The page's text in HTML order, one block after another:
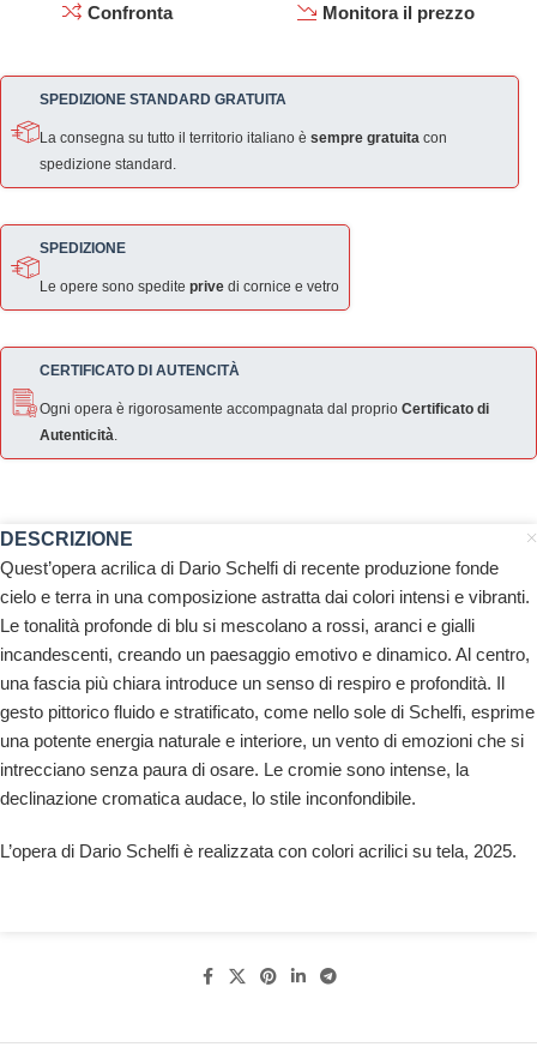
Confronta Monitora il prezzo
SPEDIZIONE STANDARD GRATUITA
La consegna su tutto il territorio italiano è sempre gratuita con
spedizione standard.
SPEDIZIONE
Le opere sono spedite prive di cornice e vetro
CERTIFICATO DI AUTENCITÀ
Ogni opera è rigorosamente accompagnata dal proprio Certificato di
Autenticità.
DESCRIZIONE
Quest’opera acrilica di Dario Schelfi di recente produzione fonde
cielo e terra in una composizione astratta dai colori intensi e vibranti.
Le tonalità profonde di blu si mescolano a rossi, aranci e gialli
incandescenti, creando un paesaggio emotivo e dinamico. Al centro,
una fascia più chiara introduce un senso di respiro e profondità. Il
gesto pittorico fluido e stratificato, come nello sole di Schelfi, esprime
una potente energia naturale e interiore, un vento di emozioni che si
intrecciano senza paura di osare. Le cromie sono intense, la
declinazione cromatica audace, lo stile inconfondibile.
L’opera di Dario Schelfi è realizzata con colori acrilici su tela, 2025.